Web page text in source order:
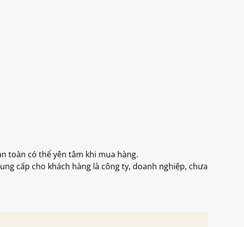
toàn có thể yên tâm khi mua hàng.
cấp cho khách hàng là công ty, doanh nghiệp, chưa